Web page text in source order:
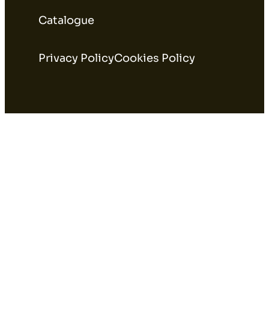
Catalogue
Privacy PolicyCookies Policy